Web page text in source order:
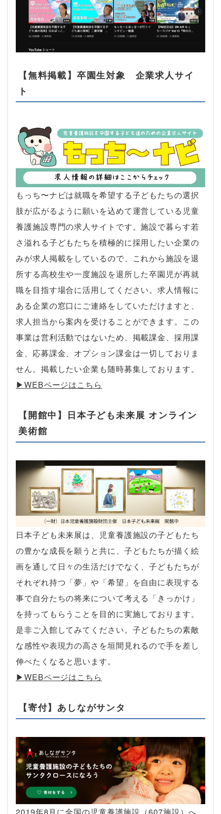
【無料掲載】卒園生対象 企業求人サイ
ト
もっち〜ナビは就職を希望する子どもたちの選択
肢が広がるように願いを込めて運営している児童
養護施設専門の求人サイトです。施設で暮らす若
さ溢れる子どもたちを積極的に採用したい企業の
みが求人掲載をしているので、これから施設を退
所する高校生や一度施設を退所した卒園児が再就
職を目指す場合に活用してください。求人情報に
ある企業の窓口にご連絡をしていただけますと、
求人担当から案内を受けることができます。この
事業は営利活動ではないため、掲載課金、採用課
金、応募課金、オプション課金は一切しておりま
せん。掲載したい企業も随時募集しております。
▶︎WEBページはこちら
【開館中】日本子ども未来展 オンライン
美術館
日本子ども未来展は、児童養護施設の子どもたち
の豊かな成長を願うと共に、子どもたちが描く絵
画を通して日々の生活だけでなく、子どもたちが
それぞれ持つ「夢」や「希望」を自由に表現する
事で自分たちの将来について考える「きっかけ」
を持ってもらうことを目的に実施しております。
是非ご入館してみてください。子どもたちの素敵
な感性や表現力の高さを垣間見れるので手を差し
伸べたくなると思います。
▶︎WEBページはこちら
【寄付】あしながサンタ